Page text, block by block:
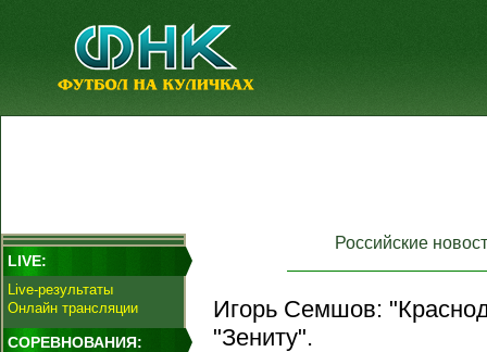
LIVE:
Live-результаты
Онлайн трансляции
СОРЕВНОВАНИЯ:
Российские
Игорь Семшов:
"Зениту".